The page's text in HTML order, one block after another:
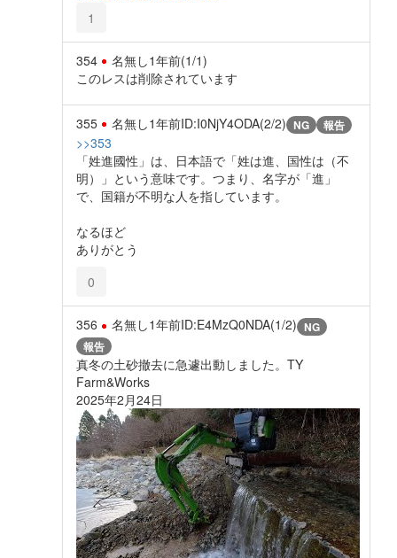
1
354 名無し1年前(1/1)
このレスは削除されています
355 名無し1年前ID:I0NjY4ODA(2/2) NG 報告
>>353
「姓進國性」は、日本語で「姓は進、国性は（不
明）」という意味です。つまり、名字が「進」
で、国籍が不明な人を指しています。
なるほど
ありがとう
0
356 名無し1年前ID:E4MzQ0NDA(1/2) NG
報告
真冬の土砂撤去に急遽出動しました。TY
Farm&Works
2025年2月24日